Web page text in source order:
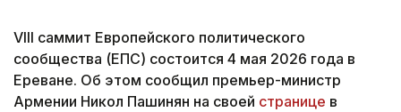
VIII саммит Европейского политического
сообщества (ЕПС) состоится 4 мая 2026 года в
Ереване. Об этом сообщил премьер-министр
Армении Никол Пашинян на своей странице в